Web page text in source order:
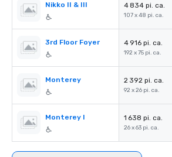
Nikko II & III 4 834 pi. ca.
107 x 48 pi. ca.
3rd Floor Foyer 4 916 pi. ca.
192 x 75 pi. ca.
Monterey 2 392 pi. ca.
92 x 26 pi. ca.
Monterey I 1 638 pi. ca.
26 x 63 pi. ca.